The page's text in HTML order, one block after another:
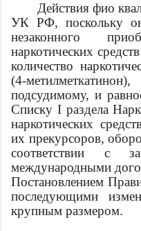
Действия фио
УК РФ, поскольку
незаконного
наркотических
количество
(4-
подсудимому, и
Списку I раздела
наркотических
их прекурсоров,
соответствии с
международными
Постановлением
последующими
крупным размером.